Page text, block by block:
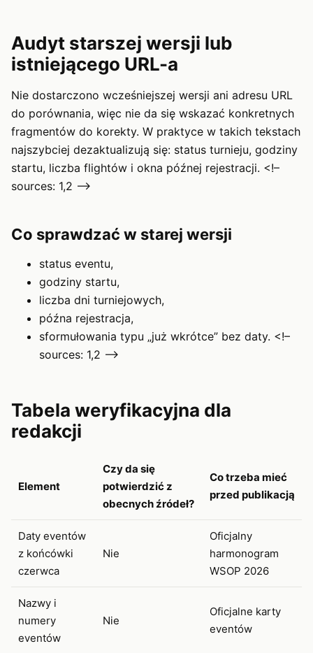
Audyt starszej wersji lub
istniejącego URL-a
Nie dostarczono wcześniejszej wersji ani adresu URL
do porównania, więc nie da się wskazać konkretnych
fragmentów do korekty. W praktyce w takich tekstach
najszybciej dezaktualizują się: status turnieju, godziny
startu, liczba flightów i okna późnej rejestracji. <!–
sources: 1,2 –>
Co sprawdzać w starej wersji
status eventu,
godziny startu,
liczba dni turniejowych,
późna rejestracja,
sformułowania typu „już wkrótce” bez daty. <!–
sources: 1,2 –>
Tabela weryfikacyjna dla
redakcji
Element
Czy da się
potwierdzić z
obecnych źródeł?
Co trzeba mieć
przed publikacją
Daty eventów
z końcówki
czerwca
Nie
Oficjalny
harmonogram
WSOP 2026
Nazwy i
numery
eventów
Nie
Oficjalne karty
eventów